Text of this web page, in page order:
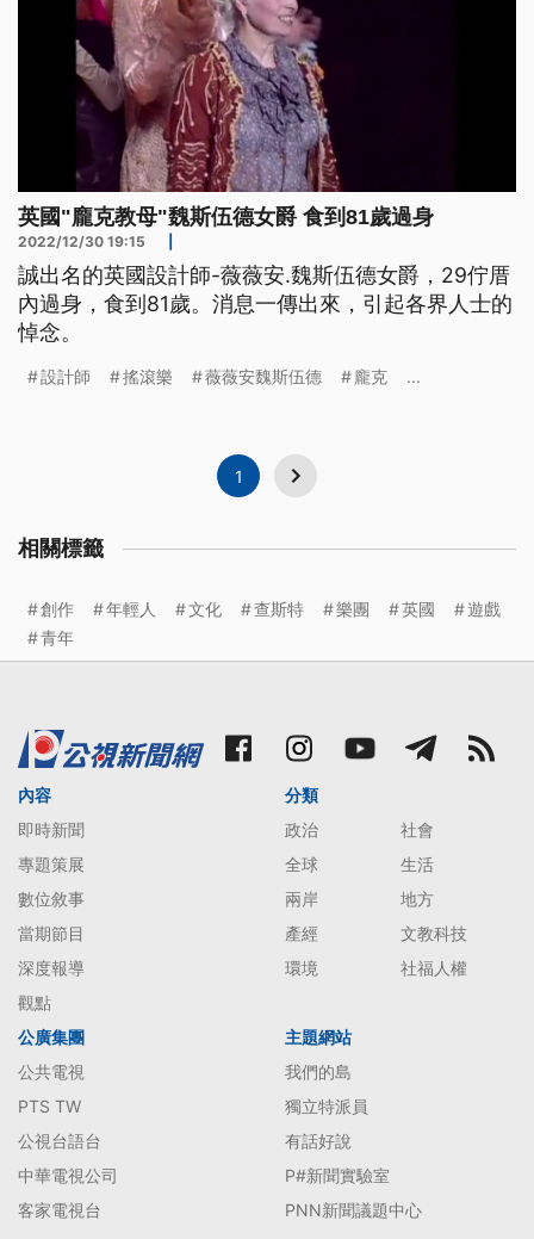
英國"龐克教母"魏斯伍德女爵 食到81歲過身
2022/12/30 19:15
誠出名的英國設計師-薇薇安.魏斯伍德女爵，29佇厝
內過身，食到81歲。消息一傳出來，引起各界人士的
悼念。
設計師 搖滾樂 薇薇安魏斯伍德 龐克 ...
1
相關標籤
創作 年輕人 文化 查斯特 樂團 英國
遊戲
青年
內容
即時新聞
專題策展
數位敘事
當期節目
深度報導
觀點
分類
政治
社會
全球
生活
兩岸
地方
產經
文教科技
環境
社福人權
公廣集團
公共電視
PTS TW
公視台語台
中華電視公司
客家電視台
主題網站
我們的島
獨立特派員
有話好說
P#新聞實驗室
PNN新聞議題中心